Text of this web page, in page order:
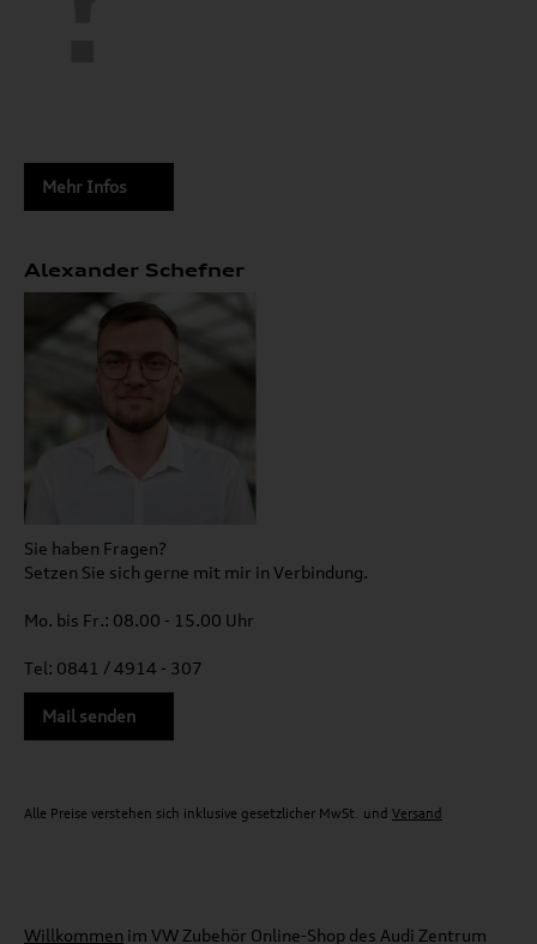
Mehr Infos
Alexander Schefner
Sie haben Fragen?
Setzen Sie sich gerne mit mir in Verbindung.
Mo. bis Fr.: 08.00 - 15.00 Uhr
Tel: 0841 / 4914 - 307
Mail senden
Alle Preise verstehen sich inklusive gesetzlicher MwSt. und Versand
Willkommen im VW Zubehör Online-Shop des Audi Zentrum